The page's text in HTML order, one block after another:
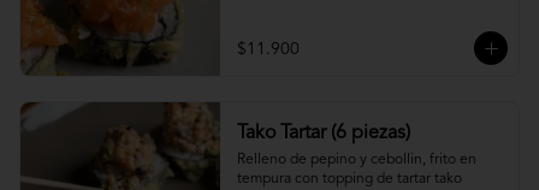
$11.900
Tako Tartar (6 piezas)
Relleno de pepino y cebollin, frito en
tempura con topping de tartar tako